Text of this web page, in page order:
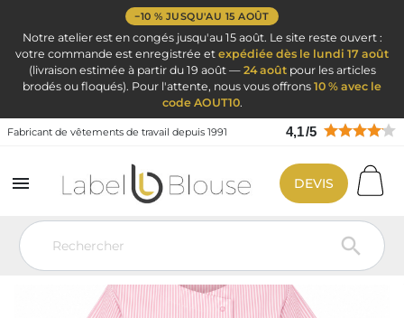
−10 % JUSQU'AU 15 AOÛT
Notre atelier est en congés jusqu'au 15 août. Le site reste ouvert :
votre commande est enregistrée et expédiée dès le lundi 17 août
(livraison estimée à partir du 19 août — 24 aoûtpour les articles
brodés ou floqués). Pour l'attente, nous vous offrons 10 % avec le
code AOUT10.
Fabricant de vêtements de travail depuis 1991 4,1/5


DEVIS
Vêtement de travail Blouse médicale
Blouse médicale femme